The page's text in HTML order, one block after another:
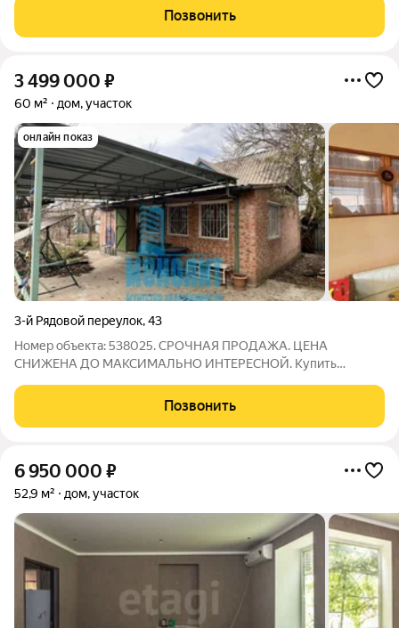
Дом возведен полностью из кирпича , большие
металлопластиковые окна с внешней
Позвонить
3 499 000 ₽
60 м² дом, участок
онлайн показ
3-й Рядовой переулок,43
Номер объекта: 538025. СРОЧНАЯ ПРОДАЖА. ЦЕНА
СНИЖЕНА ДО МАКСИМАЛЬНО ИНТЕРЕСНОЙ. Купить
площадью 560 квадратных метров,можно сейчас, идеально
подходящий для тех, кому важны комфорт и удобство. Это
Позвонить
6 950 000 ₽
52,9 м² дом, участок